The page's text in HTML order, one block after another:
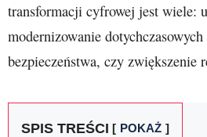
transformacji cyfrowej jest wiele:
modernizowanie
bezpieczeństwa, czy zwiększenie
SPIS TREŚCI POKAŻ